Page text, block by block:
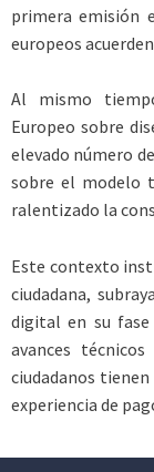
primera emisión
europeos
Al mismo
Europeo sobre
elevado número
sobre el modelo
ralentizado la
Este contexto
ciudadana,
digital en su fase
avances
ciudadanos
experiencia de